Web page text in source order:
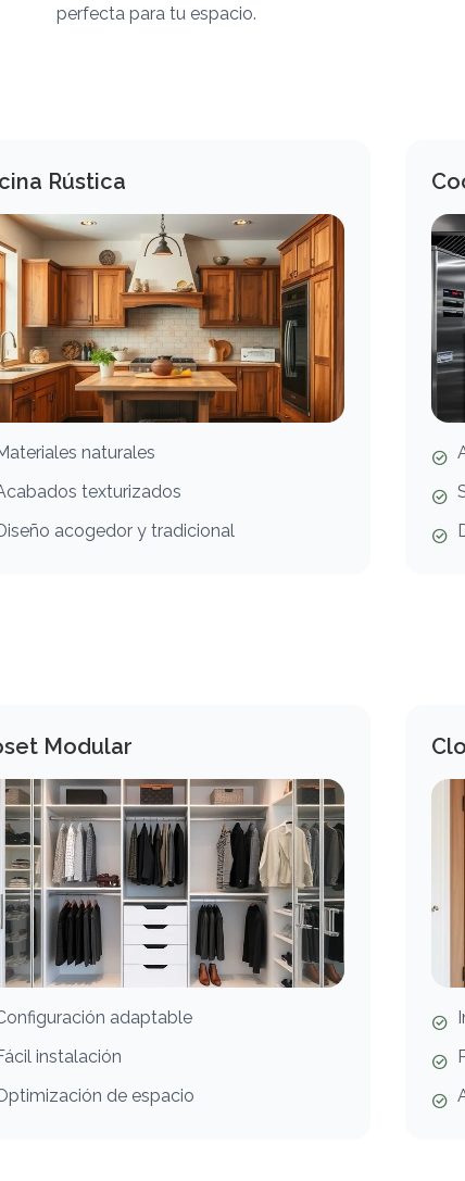
perfecta para tu espacio.
Rústica
naturales
texturizados
acogedor y tradicional
Modular
adaptable
instalación
de espacio